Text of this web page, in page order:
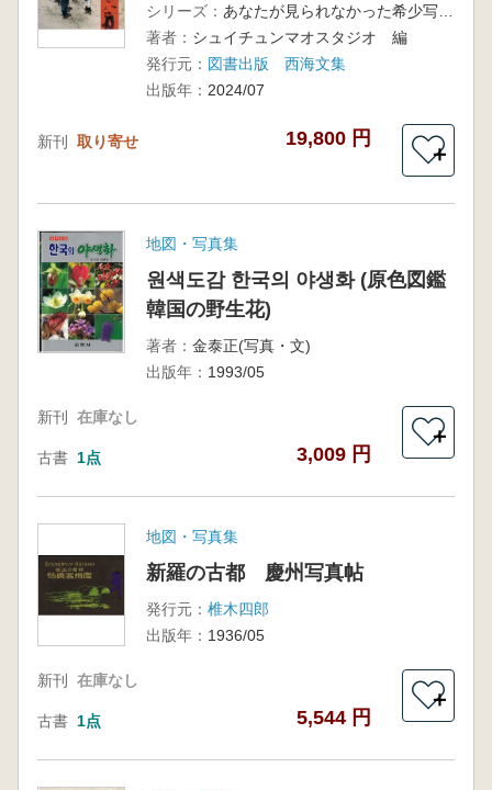
シリーズ：
著者： シュイチュンマオスタジオ 編
発行元： 図書出版 西海文集
出版年： 2024/07
新刊 取り寄せ 19,800 円
＋
地図・写真集
원색도감 한국의 야생화 (原色図鑑
韓国の野生花)
著者： 金泰正(写真・文)
出版年： 1993/05
新刊 在庫なし
古書 1点 3,009 円
＋
地図・写真集
新羅の古都 慶州写真帖
発行元： 椎木四郎
出版年： 1936/05
新刊 在庫なし
古書 1点 5,544 円
＋